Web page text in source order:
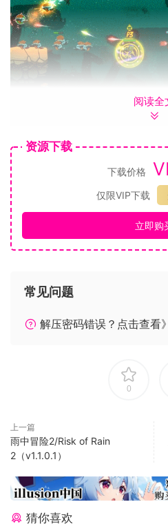
人造成足够多的伤害时，将拥有“
力，从而在战斗中获得明显优势。
4人联机合作！
与世界各地的玩家合作解锁内容
4人联机对战！
解锁10个以上令人咋舌的释放，
在8种游戏模式下完成150多个挑
体验屡玩不腻的合作模式，对抗巨
生存模式！
最多4人组队，对抗一波接一波的
在殊死赛、最后泳者莫巴、宝珠狂
阅读全
资源下载
下载价格
仅限VIP下载
立即购
常见问题
解压密码错误？点击查看》
0
上一篇
雨中冒险2/Risk of Rain
2（v1.1.0.1）
猜你喜欢